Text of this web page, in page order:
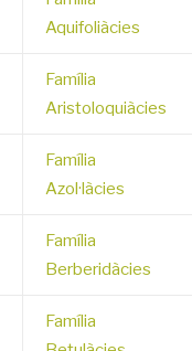
Aquifoliàcies
Família
Aristoloquiàcies
Família
Azol·làcies
Família
Berberidàcies
Família